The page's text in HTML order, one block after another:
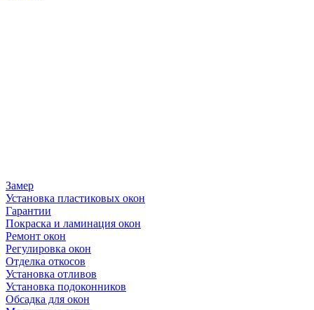
Замер
Установка пластиковых окон
Гарантии
Покраска и ламинация окон
Ремонт окон
Регулировка окон
Отделка откосов
Установка отливов
Установка подоконников
Обсадка для окон